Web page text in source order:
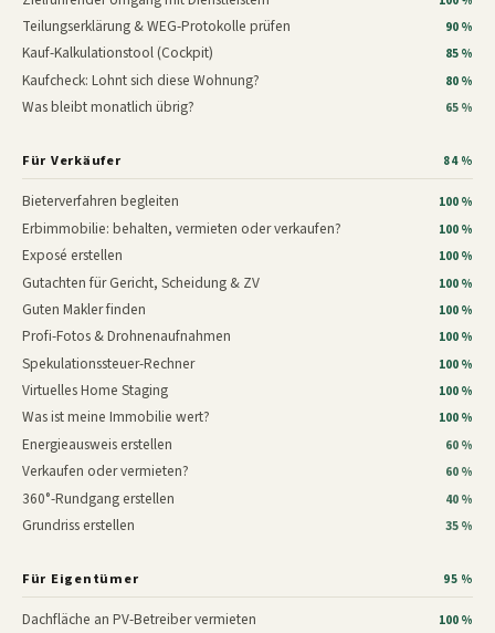
Teilungserklärung & WEG-Protokolle prüfen 90 %
Kauf-Kalkulationstool (Cockpit) 85 %
Kaufcheck: Lohnt sich diese Wohnung? 80 %
Was bleibt monatlich übrig? 65 %
Für Verkäufer 84 %
Bieterverfahren begleiten 100 %
Erbimmobilie: behalten, vermieten oder verkaufen? 100 %
Exposé erstellen 100 %
Gutachten für Gericht, Scheidung & ZV 100 %
Guten Makler finden 100 %
Profi-Fotos & Drohnenaufnahmen 100 %
Spekulationssteuer-Rechner 100 %
Virtuelles Home Staging 100 %
Was ist meine Immobilie wert? 100 %
Energieausweis erstellen 60 %
Verkaufen oder vermieten? 60 %
360°-Rundgang erstellen 40 %
Grundriss erstellen 35 %
Für Eigentümer 95 %
Dachfläche an PV-Betreiber vermieten 100 %